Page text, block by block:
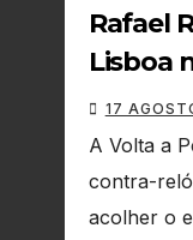
Rafael
Lisboa
Nych
17
A Volta a
contra-
acolher o